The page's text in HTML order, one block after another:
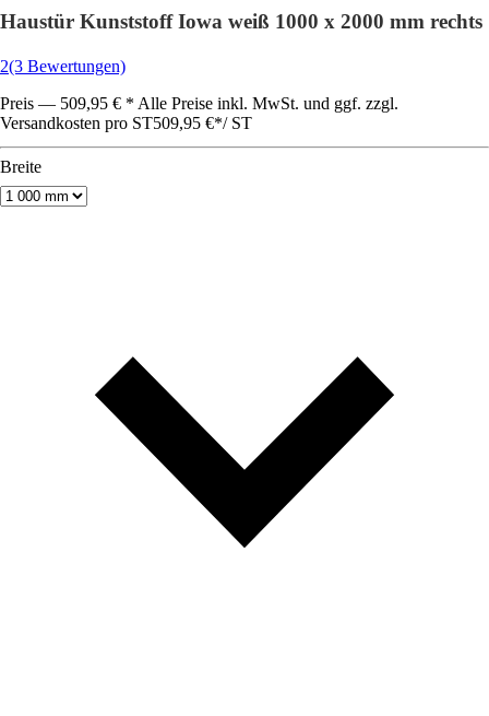
Haustür Kunststoff Iowa weiß 1000 x 2000 mm rechts
2(3 Bewertungen)
Preis — 509,95 € * Alle Preise inkl. MwSt. und ggf. zzgl.
Versandkosten pro ST509,95 €*/ ST
Breite